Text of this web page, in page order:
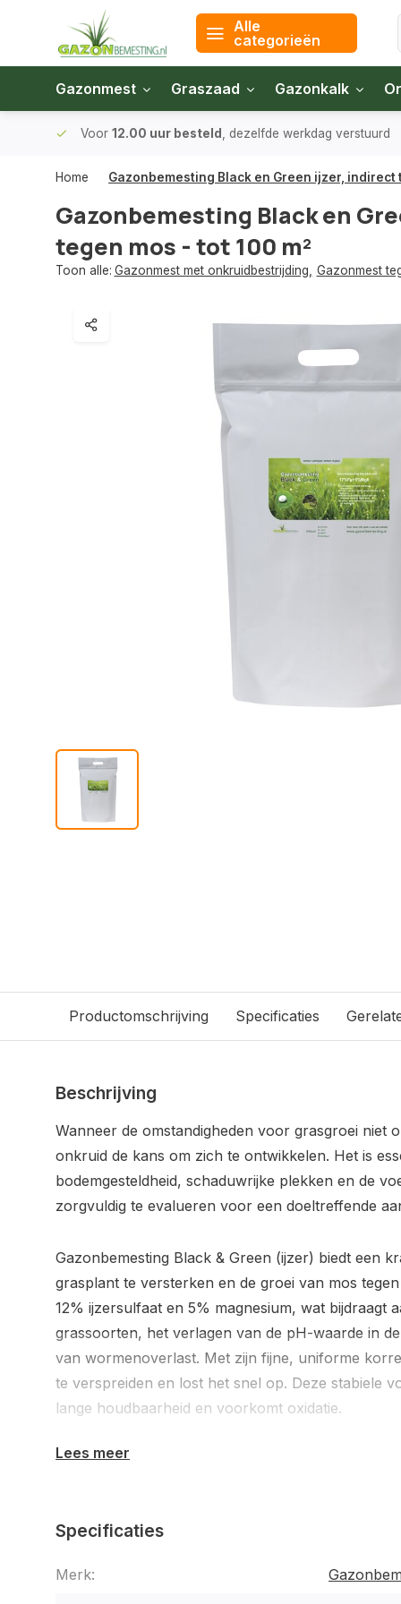
Alle
categorieën
Gazonmest Graszaad Gazonkalk
Voor 12.00 uur besteld , dezelfde werkdag verstuurd
Home Gazonbemesting Black en Green ijzer, indirect
Gazonbemesting Black en
tegen mos - tot 100 m²
Toon alle: Gazonmest met onkruidbestrijding Gazonmest
Productomschrijving Specificaties
Beschrijving
Wanneer de omstandigheden voor grasgroei niet
onkruid de kans om zich te ontwikkelen. Het is
bodemgesteldheid, schaduwrijke plekken en de
zorgvuldig te evalueren voor een doeltreffende
Gazonbemesting Black & Green (ijzer) biedt een
grasplant te versterken en de groei van mos
12% ijzersulfaat en 5% magnesium, wat bijdraagt
grassoorten, het verlagen van de pH-waarde in
van wormenoverlast. Met zijn fijne, uniforme
te verspreiden en lost het snel op. Deze stabiele
lange houdbaarheid en voorkomt oxidatie.
Vergeet niet om kale plekken te voorzien van
meer licht en lucht bij het gras kan komen. Met de
Lees meer
Specificaties
Merk: